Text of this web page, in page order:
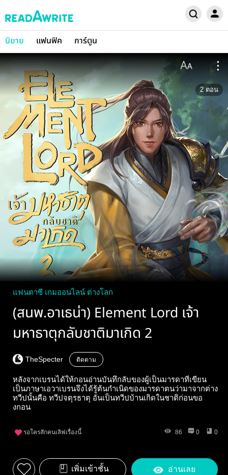
นิยาย แฟนฟิค การ์ตูน
2 ตอน
แฟนตาซี เกมออนไลน์ ต่างโลก
(สนพ.อาเธน่า) Element Lord เจ้า
มหาธาตุกลับชาติมาเกิด 2
TheSpecter ติดตาม
หลังจากเบรนได้ให้กอนอ่านบันทึกลับของผู้เป็นมารดาที่เขียน
เป็นภาษาเอวาเบรนจึงได้รู้ต้นกำเนิดของมารดาตนว่ามาจากต่าง
ทวีปนั้นคือ ทวีปจตุรธาตุ อันเป็นทวีปบ้านเกิดในชาติก่อนขอ
งกอน
รอใครสักคนเลิฟเรื่องนี้ 86 0 0
เพิ่มเข้าชั้น อ่านเลย